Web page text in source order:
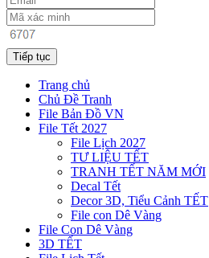
Tiếp tục
Trang chủ
Chủ Đề Tranh
File Bản Đồ VN
File Tết 2027
File Lịch 2027
TƯ LIỆU TẾT
TRANH TẾT NĂM MỚI
Decal Tết
Decor 3D, Tiểu Cảnh TẾT
File con Dê Vàng
File Con Dê Vàng
3D TẾT